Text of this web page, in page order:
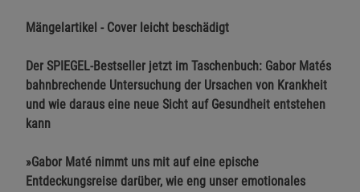
Mängelartikel - Cover leicht beschädigt
Der SPIEGEL-Bestseller jetzt im Taschenbuch: Gabor Matés
bahnbrechende Untersuchung der Ursachen von Krankheit
und wie daraus eine neue Sicht auf Gesundheit entstehen
kann
»Gabor Maté nimmt uns mit auf eine epische
Entdeckungsreise darüber, wie eng unser emotionales